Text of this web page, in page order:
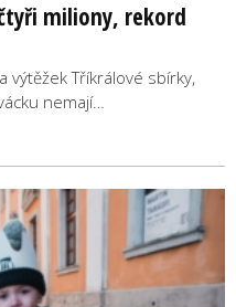
miliony, rekord
výtěžek Tříkrálové sbírky,
nemají…